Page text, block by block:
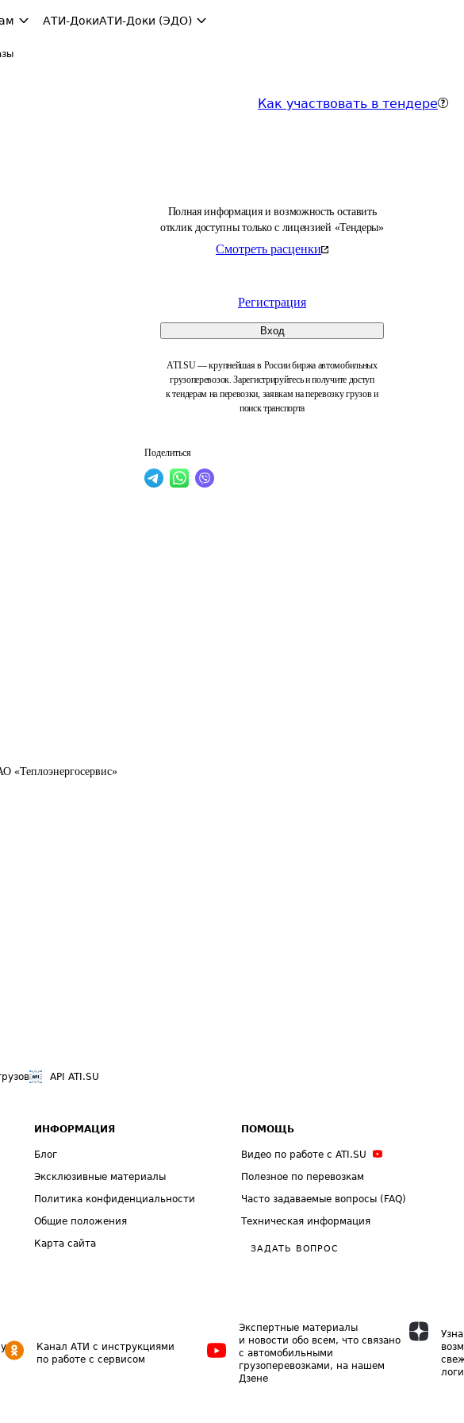
АТИ-ДокиАТИ-Доки (ЭДО)
Как участвовать в тендере
Полная информация и возможность оставить
отклик доступны только с лицензией «Тендеры»
Смотреть расценки
Регистрация
Вход
ATI.SU — крупнейшая в России биржа автомобильных
грузоперевозок. Зарегистрируйтесь и получите доступ
к тендерам на перевозки, заявкам на перевозку грузов и
поиск транспорта
Поделиться
«Теплоэнергосервис»
API ATI.SU
ИНФОРМАЦИЯ
Блог
Эксклюзивные материалы
Политика конфиденциальности
Общие положения
Карта сайта
ПОМОЩЬ
Видео по работе с ATI.SU
Полезное по перевозкам
Часто задаваемые вопросы (FAQ)
Техническая информация
ЗАДАТЬ ВОПРОС
Канал АТИ с инструкциями
по работе с сервисом
Экспертные материалы
и новости обо всем, что связано
с автомобильными
грузоперевозками, на нашем
Дзене